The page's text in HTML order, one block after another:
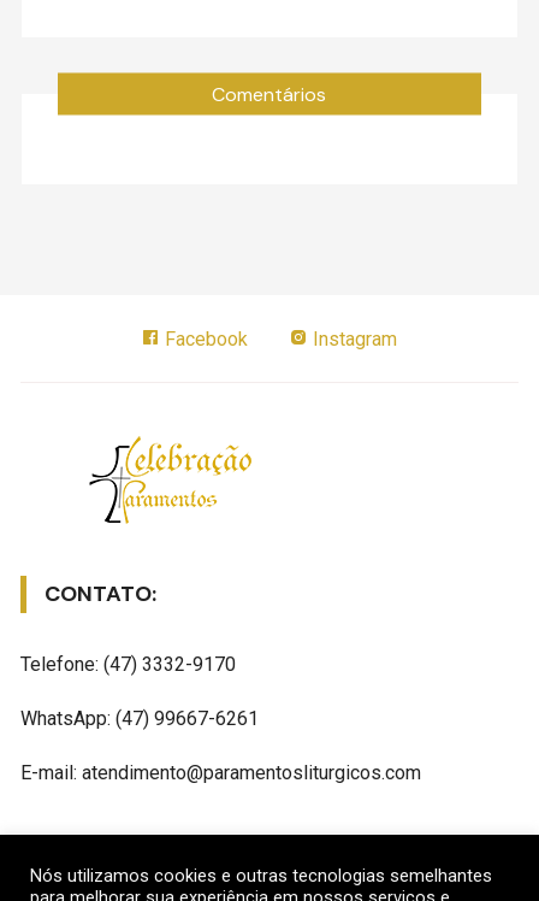
Comentários
Facebook Instagram
CONTATO:
Telefone: (47) 3332-9170
WhatsApp: (47) 99667-6261
E-mail: atendimento@paramentosliturgicos.com
REDES SOCIAIS
Nós utilizamos cookies e outras tecnologias semelhantes